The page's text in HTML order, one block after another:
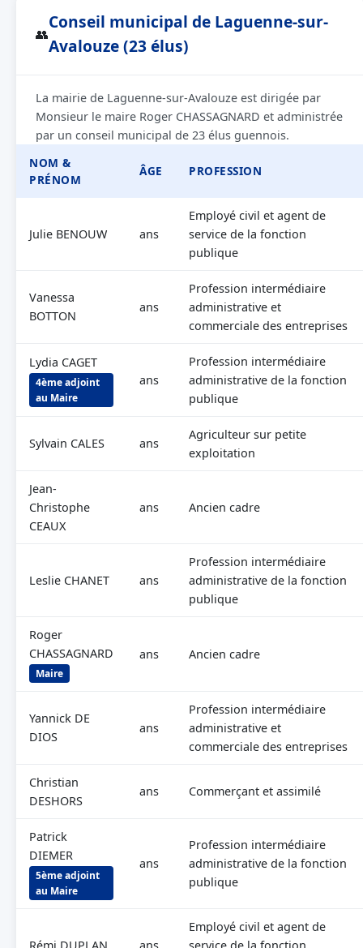
👥
Conseil municipal de Laguenne-sur-
Avalouze (23 élus)
La mairie de Laguenne-sur-Avalouze est dirigée par
Monsieur le maire Roger CHASSAGNARD et administrée
par un conseil municipal de 23 élus guennois.
NOM &
PRÉNOM
ÂGE PROFESSION
Julie BENOUW ans
Employé civil et agent de
service de la fonction
publique
Vanessa
BOTTON
ans
Profession intermédiaire
administrative et
commerciale des entreprises
Lydia CAGET
4ème adjoint
au Maire
ans
Profession intermédiaire
administrative de la fonction
publique
Sylvain CALES ans
Agriculteur sur petite
exploitation
Jean-
Christophe
CEAUX
ans Ancien cadre
Leslie CHANET ans
Profession intermédiaire
administrative de la fonction
publique
Roger
CHASSAGNARD
Maire
ans Ancien cadre
Yannick DE
DIOS
ans
Profession intermédiaire
administrative et
commerciale des entreprises
Christian
DESHORS
ans Commerçant et assimilé
Patrick
DIEMER
5ème adjoint
au Maire
ans
Profession intermédiaire
administrative de la fonction
publique
Employé civil et agent de